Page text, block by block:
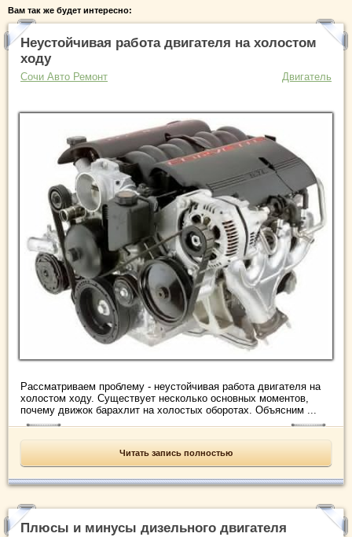
Вам так же будет интересно:
Неустойчивая работа двигателя на холостом
ходу
Сочи Авто Ремонт Двигатель
Рассматриваем проблему - неустойчивая работа двигателя на
холостом ходу. Существует несколько основных моментов,
почему движок барахлит на холостых оборотах. Объясним ...
Читать запись полностью
Плюсы и минусы дизельного двигателя